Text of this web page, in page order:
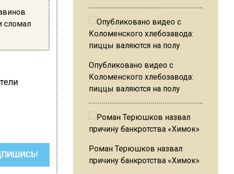
сломал
Опубликовано видео с
Коломенского хлебозавода:
пиццы валяются на полу
Роман Терюшков назвал
причину банкротства «Химок»